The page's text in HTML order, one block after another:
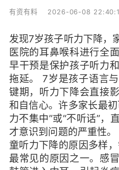
有资有料 2026-06-08
发现7岁孩子听力下降，
医院的耳鼻喉科进行全
早干预是保护孩子听力
拖延。 7岁是孩子语言
键期，听力下降会直接
和自信心。许多家长最
力不集中”或“不听话”，
才意识到问题的严重性
童听力下降的原因多样
最常见的原因之一。感